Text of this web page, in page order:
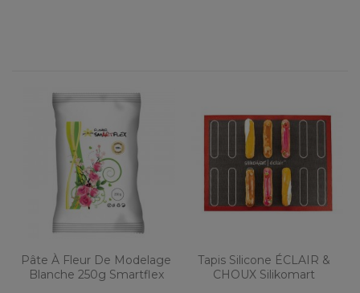
Pâte À Fleur De Modelage
Blanche 250g Smartflex
Tapis Silicone ÉCLAIR &
CHOUX Silikomart